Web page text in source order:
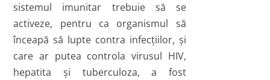
sistemul imunitar trebuie să se
activeze, pentru ca organismul să
înceapă să lupte contra infecţiilor, şi
care ar putea controla virusul HIV,
hepatita şi tuberculoza, a fost